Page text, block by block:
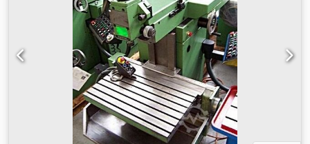
Codpfx Apecxxwajnoha Puissance du moteur de broche :
4,0 kW Commande : Contour 2 Fraiseuse à commande
numérique (CNC) avec commande Contour 2, tête verticale
pivotante de +/- 90° avec course de la broche de 80 mm,
broche horizontale, avances et déplacements rapides sur
3 axes, serrage hydraulique de l’outil, pupitre mobile,
volant électronique, lubrification centralisée automatique,
système de refroidissement, arrêt d’urgence de sécurité,
bac à copeaux, armoire électrique séparée. La machine est